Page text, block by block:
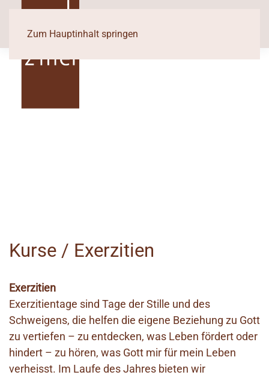
Zum Hauptinhalt springen
Kurse / Exerzitien
Exerzitien
Exerzitientage sind Tage der Stille und des
Schweigens, die helfen die eigene Beziehung zu Gott
zu vertiefen – zu entdecken, was Leben fördert oder
hindert – zu hören, was Gott mir für mein Leben
verheisst. Im Laufe des Jahres bieten wir